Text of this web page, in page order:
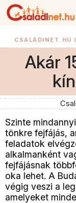
CSALÁDINET.HU
Akár
Szinte
tönkre fejfájás,
feladatok
alkalmanként
fejfájásnak
oka lehet. A
végig veszi a
amelyeket